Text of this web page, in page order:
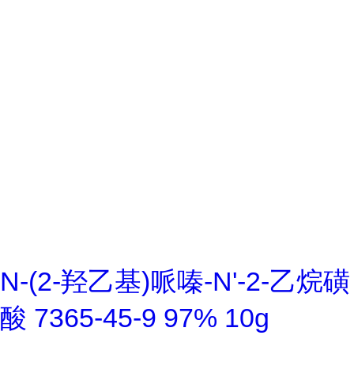
N-(2-羟乙基)哌嗪-N'-2-乙烷磺
酸 7365-45-9 97% 10g